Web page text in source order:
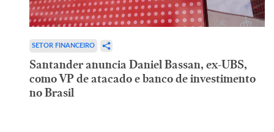
SETOR FINANCEIRO
Santander anuncia Daniel Bassan, ex-UBS,
como VP de atacado e banco de investimento
no Brasil